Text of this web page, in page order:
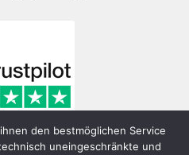
den bestmöglichen Service
uneingeschränkte und